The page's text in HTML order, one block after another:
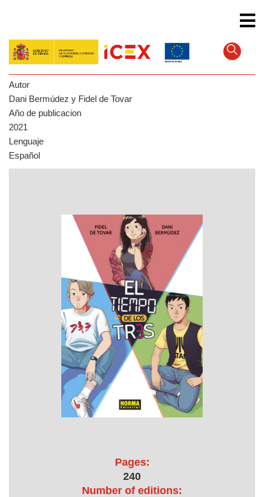
content
Autor
Dani Bermúdez y Fidel de Tovar
Año de publicacion
2021
Lenguaje
Español
Pages:
240
Number of editions: